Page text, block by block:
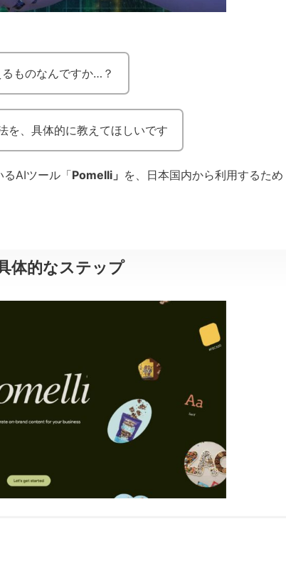
ものなんですか…？
を、具体的に教えてほしいです
AIツール「Pomelli」 を、日本国内から利用するため
体的なステップ